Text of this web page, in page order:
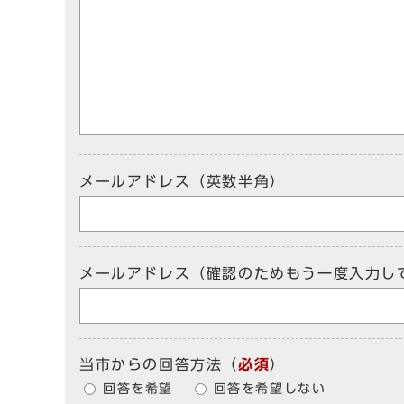
メールアドレス（英数半角）
メールアドレス（確認のためもう一度入力し
当市からの回答方法 （必須）
回答を希望 回答を希望しない